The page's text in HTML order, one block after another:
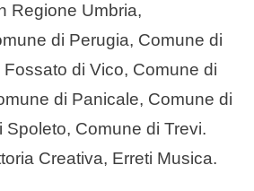
Regione Umbria,
di Perugia, Comune di
di Vico, Comune di
di Panicale, Comune di
Spoleto, Comune di Trevi.
Creativa, Erreti Musica.